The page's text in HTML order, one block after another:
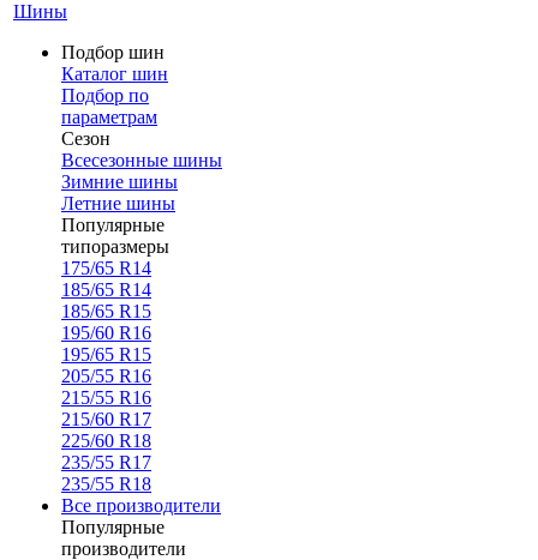
Шины
Подбор шин
Каталог шин
Подбор по
параметрам
Сезон
Всесезонные шины
Зимние шины
Летние шины
Популярные
типоразмеры
175/65 R14
185/65 R14
185/65 R15
195/60 R16
195/65 R15
205/55 R16
215/55 R16
215/60 R17
225/60 R18
235/55 R17
235/55 R18
Все производители
Популярные
производители